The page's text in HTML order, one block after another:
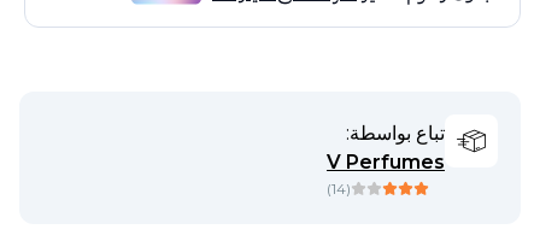
تباع بواسطة:
V Perfumes
(
14
)